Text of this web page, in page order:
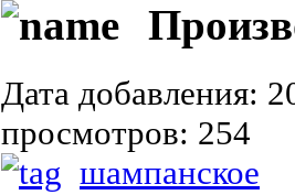
Дата добавления:
просмотров: 254
шампанское